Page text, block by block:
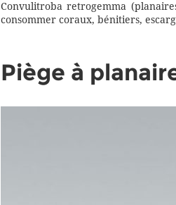
Convulitroba retrogemma
consommer coraux, bénitiers,
Piège à